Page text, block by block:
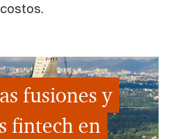
fusiones y
fintech en